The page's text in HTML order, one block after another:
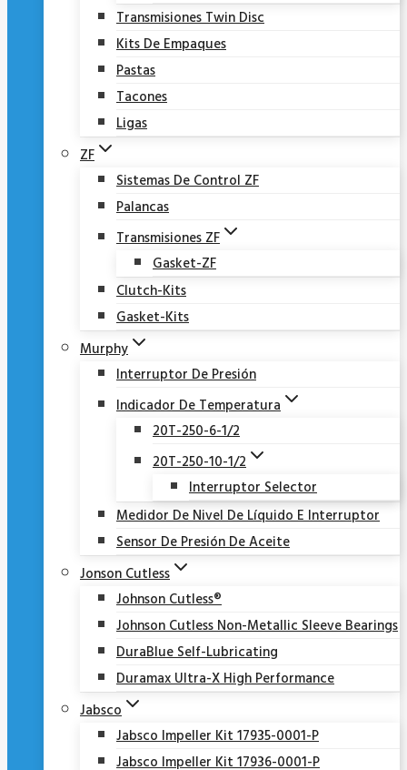
Transmisiones Twin Disc
Kits De Empaques
Pastas
Tacones
Ligas
ZF
Sistemas De Control ZF
Palancas
Transmisiones ZF
Gasket-ZF
Clutch-Kits
Gasket-Kits
Murphy
Interruptor De Presión
Indicador De Temperatura
20T-250-6-1/2
20T-250-10-1/2
Interruptor Selector
Medidor De Nivel De Líquido E Interruptor
Sensor De Presión De Aceite
Jonson Cutless
Johnson Cutless®
Johnson Cutless Non-Metallic Sleeve Bearings
DuraBlue Self-Lubricating
Duramax Ultra-X High Performance
Jabsco
Jabsco Impeller Kit 17935-0001-P
Jabsco Impeller Kit 17936-0001-P